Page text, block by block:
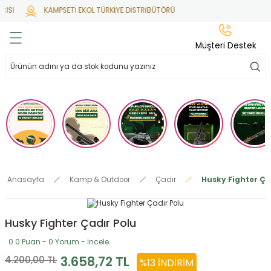
KAMPSETİ EKOL TÜRKİYE DİSTRİBÜTÖRÜ
Geri Dön
Geri Dön
Geri Dön
Geri Dön
Geri Dön
Anasayfa Kamp & Outdoor Çadır Husky Fighter
Husky Fighter Çadır Polu
0.0 Puan - 0 Yorum - İncele
4.200,00 TL 3.658,72 TL %13 İNDIRIM